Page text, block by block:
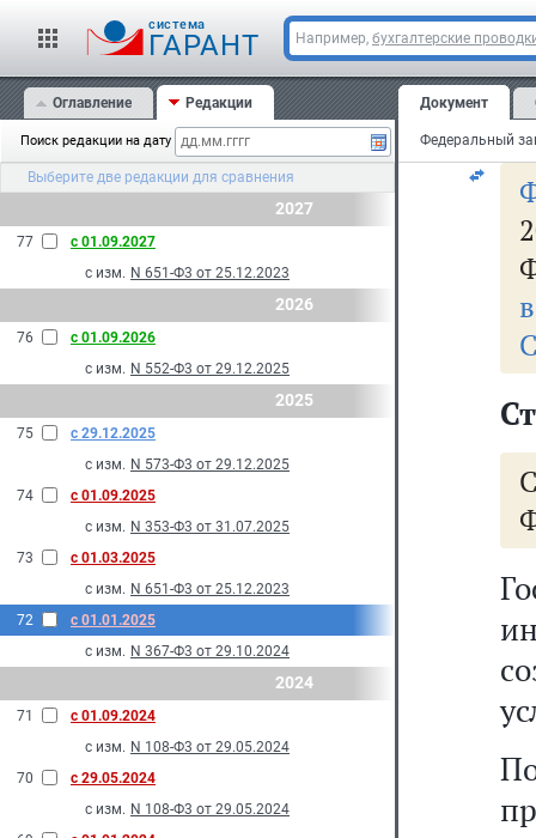
cистема
ГАРАНТ Например, бухгалтерские
Оглавление Редакции
Поиск редакции на дату
Выберите две редакции для сравнения
2027
77
с 01.09.2027
с изм. N 651-Ф3 от 25.12.2023
2026
76
с 01.09.2026
с изм. N 552-Ф3 от 29.12.2025
2025
75
с 29.12.2025
с изм. N 573-Ф3 от 29.12.2025
74
с 01.09.2025
с изм. N 353-Ф3 от 31.07.2025
73
с 01.03.2025
с изм. N 651-Ф3 от 25.12.2023
72
с 01.01.2025
с изм. N 367-Ф3 от 29.10.2024
2024
71
с 01.09.2024
с изм. N 108-Ф3 от 29.05.2024
70
с 29.05.2024
с изм. N 108-Ф3 от 29.05.2024
Документ